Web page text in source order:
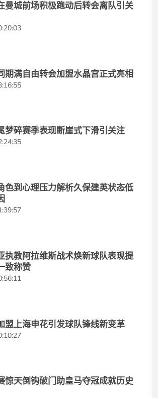
曼城前场积极跑动后转会离队引关
期满自由转会加盟水晶宫正式亮相
梦碎赛季表现断崖式下滑引关注
色到心理压力解析久保建英状态低
执教阿拉维斯战术焕新球队表现提
致称赞
盟上海申花引发球队锋线新变革
惊天倒钩破门助皇马夺冠成就历史